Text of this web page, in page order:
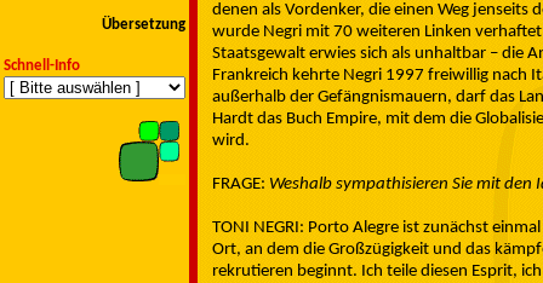
Übersetzung
Schnell-Info
denen als Vordenker, die einen Weg
wurde Negri mit 70 weiteren Linken
Staatsgewalt erwies sich als unhaltbar – die
Frankreich kehrte Negri 1997 freiwillig nach
außerhalb der Gefängnismauern, darf das
Hardt das Buch Empire, mit dem die
wird.
FRAGE: Weshalb sympathisieren Sie mit den
TONI NEGRI: Porto Alegre ist zunächst
Ort, an dem die Großzügigkeit und das
rekrutieren beginnt. Ich teile diesen Esprit,